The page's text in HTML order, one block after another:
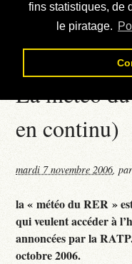
fins statistiques, de
le piratage.
Téléchargement
Contact
La météo
en continu)
mardi 7 novembre 2006,
la « météo du RER »
qui veulent accéder à
annoncées par la
octobre 2006.